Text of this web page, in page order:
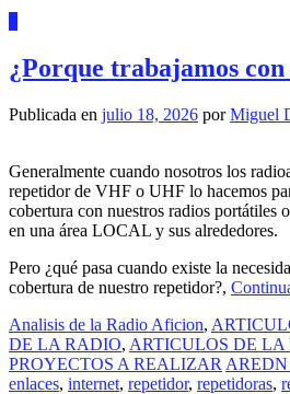
¿Porque trabajamos con
Publicada en julio 18, 2026 porMiguel
Generalmente cuando nosotros los
repetidor de VHF o UHF lo hacemos
cobertura con nuestros radios portátiles
en una área LOCAL y sus alrededores.
Pero ¿qué pasa cuando existe la
cobertura de nuestro repetidor?,
Analisis de la Radio Aficion,
DE LA RADIO, ARTICULOS DE
PROYECTOS A REALIZAR AREDN
enlaces, internet, repetidor, repetidoras,